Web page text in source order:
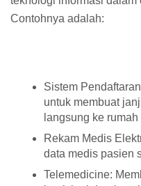
Contohnya adalah:
Sistem
untuk membuat
langsung ke rumah
Rekam Medis
data medis pasien
Telemedicine: